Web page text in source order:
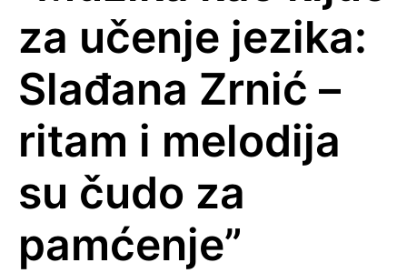
za učenje jezika:
Slađana Zrnić –
ritam i melodija
su čudo za
pamćenje”